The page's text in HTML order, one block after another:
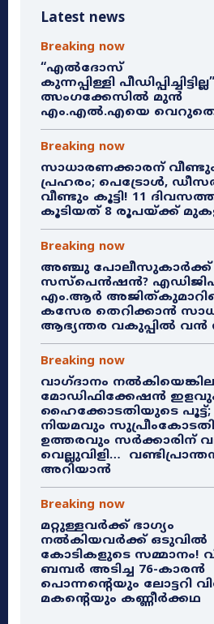
Latest news
Breaking now
“എൽദോസ്
കുന്നപ്പിള്ളി
ത്സംഗക്കേസിൽ മുൻ
എം.എൽ.എയെ
Breaking now
സാധാരണക്കാരന്
പ്രഹരം; പെട്രോൾ,
വീണ്ടും കൂട്ടി! 11
കൂടിയത് 8 രൂപയ്ക്ക്
Breaking now
അഞ്ചു പോലീസുകാർക്ക്
സസ്‌പെൻഷൻ?
എം.ആർ
കസേര തെറിക്കാൻ
ആഭ്യന്തര വകുപ്പിൽ വൻ
Breaking now
വാഗ്ദാനം
മോഡിഫിക്കേഷൻ
ഹൈക്കോടതിയുടെ പൂട്ട്;
നിയമവും സുപ്രീംകോടതി
ഉത്തരവും സർക്കാരിന്
വെല്ലുവിളി…
അറിയാൻ
Breaking now
മറ്റുള്ളവർക്ക് ഭാഗ്യം
നൽകിയവർക്ക് ഒടുവിൽ
കോടികളുടെ സമ്മാനം!
ബമ്പർ അടിച്ച 76-കാരൻ
പൊന്നന്റെയും ലോട്ടറി
മകന്റെയും കണ്ണീർക്കഥ